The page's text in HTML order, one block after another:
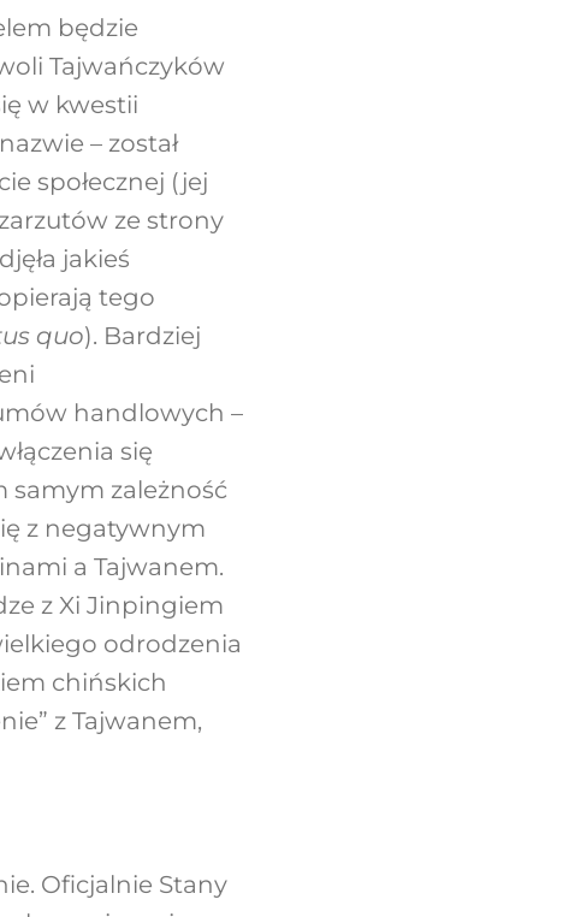
będzie
Tajwańczyków
w kwestii
– został
społecznej (jej
ze strony
jakieś
tego
quo). Bardziej
handlowych –
się
samym zależność
z negatywnym
a Tajwanem.
z Xi Jinpingiem
odrodzenia
chińskich
z Tajwanem,
Oficjalnie Stany